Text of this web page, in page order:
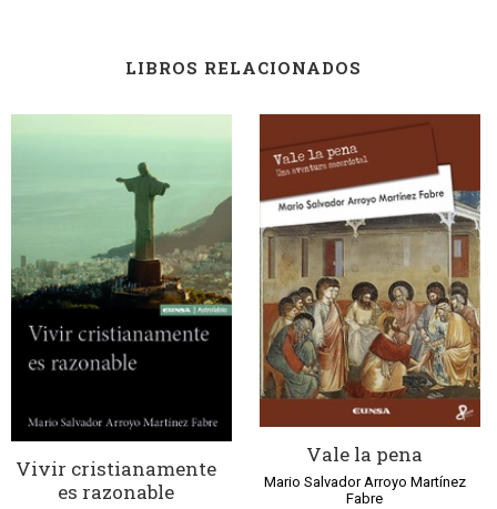
LIBROS RELACIONADOS
Vivir cristianamente
es razonable
Vale la pena
Mario Salvador Arroyo Martínez
Fabre